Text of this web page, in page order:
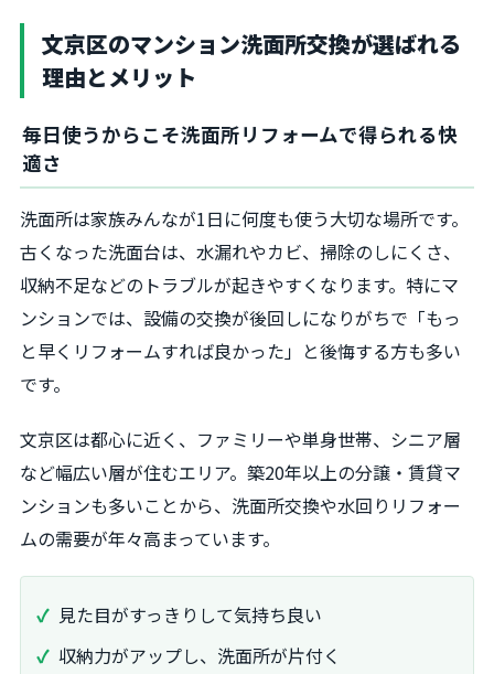
文京区のマンション洗面所交換が選ばれる
理由とメリット
毎日使うからこそ洗面所リフォームで得られる快
適さ
洗面所は家族みんなが1日に何度も使う大切な場所です。
古くなった洗面台は、水漏れやカビ、掃除のしにくさ、
収納不足などのトラブルが起きやすくなります。特にマ
ンションでは、設備の交換が後回しになりがちで「もっ
と早くリフォームすれば良かった」と後悔する方も多い
です。
文京区は都心に近く、ファミリーや単身世帯、シニア層
など幅広い層が住むエリア。築20年以上の分譲・賃貸マ
ンションも多いことから、洗面所交換や水回りリフォー
ムの需要が年々高まっています。
見た目がすっきりして気持ち良い
収納力がアップし、洗面所が片付く